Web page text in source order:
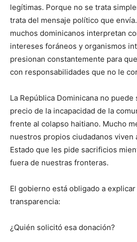
legítimas. Porque no se trata
trata del mensaje político que
muchos dominicanos interpretan
intereses foráneos y organismos
presionan constantemente para
con responsabilidades que no le
La República Dominicana no
precio de la incapacidad de la
frente al colapso haitiano. Mucho
nuestros propios ciudadanos viven
Estado que les pide sacrificios
fuera de nuestras fronteras.
El gobierno está obligado a
transparencia:
¿Quién solicitó esa donación?